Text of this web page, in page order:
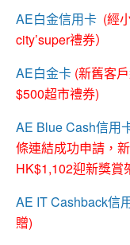
AE白金信用卡 (經
city’super禮券）
AE白金卡 (新舊客
$500超市禮券)
AE Blue Cash信用
條連結成功申請，
HK$1,102迎新獎賞
AE IT Cashback信
贈)